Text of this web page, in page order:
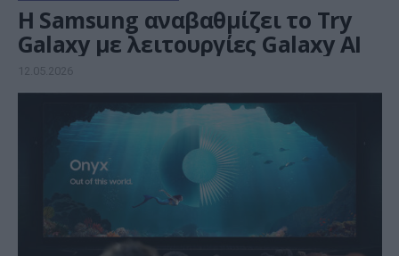
Η Samsung αναβαθμίζει το Try
Galaxy με λειτουργίες Galaxy AI
12.05.2026